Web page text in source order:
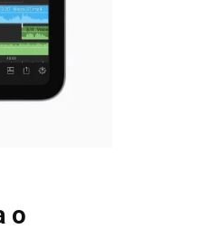
o